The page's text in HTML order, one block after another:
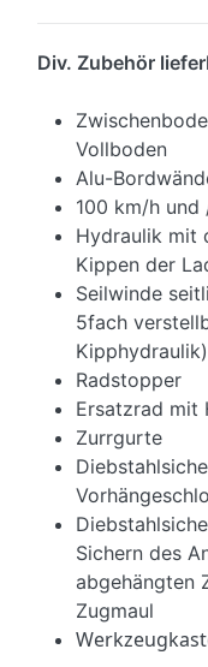
Div. Zubehör
Vollboden
Alu-
100 km/h
Hydraulik mit
Kippen der
Seilwinde
5fach
Kipphydraulik)
Radstopper
Ersatzrad mit
Zurrgurte
Sichern des
abgehängten
Zugmaul